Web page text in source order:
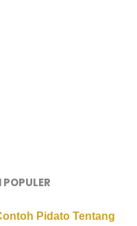
Pidato Tentang